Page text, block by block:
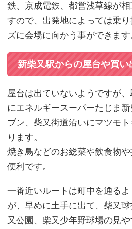
鉄、京成電鉄、都営浅草線が
すので、出発地によっては乗
ズに会場に向かう事ができます
新柴又駅からの屋台や買い
屋台は出ていないようですが
にエネルギースーパーたじま
ブン、柴又街道沿いにマツモ
ります。
焼き鳥などのお総菜や飲食物
便利です。
一番近いルートは町中を通る
が、早めに土手に出て、柴又
又公園、柴又少年野球場の見